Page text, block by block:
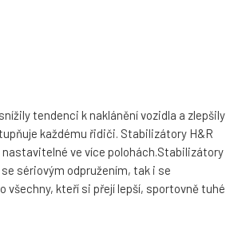
tendenci k naklánění vozidla a zlepšily
každému řidiči. Stabilizátory H&R
ve více polohách.Stabilizátory
sériovým odpružením, tak i se
všechny, kteří si přejí lepší, sportovně tuhé